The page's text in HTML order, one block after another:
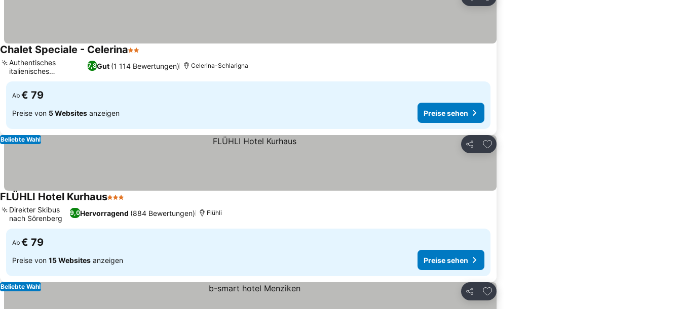
Chalet Speciale - Celerina2 Sterne
7,8Gut (1 114 Bewertungen)
Authentisches
italienisches
Esserlebnis
Celerina-Schlarigna
Ab € 79
Preise von 5 Websites anzeigen Preise sehen
Teilen
Zu Favoriten hinzufügen
Beliebte Wahl
FLÜHLI Hotel Kurhaus3 Sterne
9,0Hervorragend (884 Bewertungen)
Direkter Skibus
nach Sörenberg
Flühli
Ab € 79
Preise von 15 Websites anzeigen Preise sehen
Teilen
Zu Favoriten hinzufügen
Beliebte Wahl